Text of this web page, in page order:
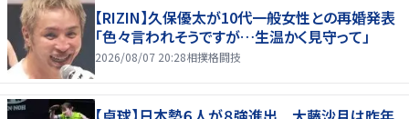
【RIZIN】久保優太が10代一般女性との再婚発表
「色々言われそうですが…生温かく見守って」
2026/08/07 20:28相撲格闘技